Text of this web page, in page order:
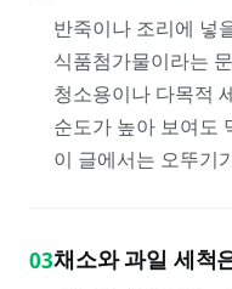
반죽이나 조리에 넣
식품첨가물이라는
청소용이나 다목적
순도가 높아 보여도
이 글에서는 오뚜기
03채소와 과일 세척